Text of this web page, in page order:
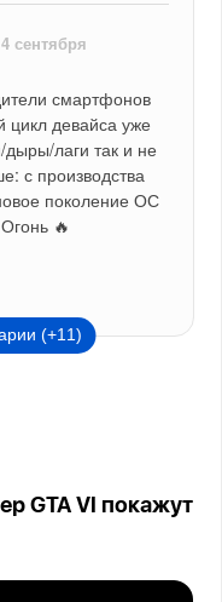
сентября
смартфонов
цикл девайса уже
дыры/лаги так и не
с производства
поколение ОС
🔥
(+11)
GTA VI покажут